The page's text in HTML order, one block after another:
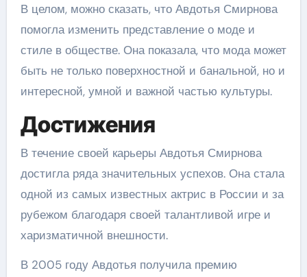
В целом, можно сказать, что Авдотья Смирнова
помогла изменить представление о моде и
стиле в обществе. Она показала, что мода может
быть не только поверхностной и банальной, но и
интересной, умной и важной частью культуры.
Достижения
В течение своей карьеры Авдотья Смирнова
достигла ряда значительных успехов. Она стала
одной из самых известных актрис в России и за
рубежом благодаря своей талантливой игре и
харизматичной внешности.
В 2005 году Авдотья получила премию